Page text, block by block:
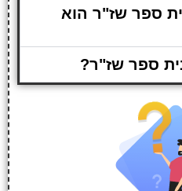
ספר שז"ר הוא
ספר שז"ר?